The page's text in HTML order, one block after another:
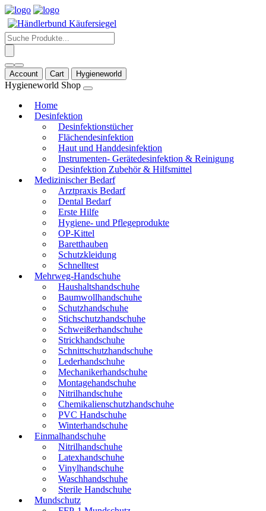
Products
search
Account Cart Hygieneworld
Hygieneworld Shop
Home
Desinfektion
Desinfektionstücher
Flächendesinfektion
Haut und Handdesinfektion
Instrumenten- Gerätedesinfektion & Reinigung
Desinfektion Zubehör & Hilfsmittel
Medizinischer Bedarf
Arztpraxis Bedarf
Dental Bedarf
Erste Hilfe
Hygiene- und Pflegeprodukte
OP-Kittel
Baretthauben
Schutzkleidung
Schnelltest
Mehrweg-Handschuhe
Haushaltshandschuhe
Baumwollhandschuhe
Schutzhandschuhe
Stichschutzhandschuhe
Schweißerhandschuhe
Strickhandschuhe
Schnittschutzhandschuhe
Lederhandschuhe
Mechanikerhandschuhe
Montagehandschuhe
Nitrilhandschuhe
Chemikalienschutzhandschuhe
PVC Handschuhe
Winterhandschuhe
Einmalhandschuhe
Nitrilhandschuhe
Latexhandschuhe
Vinylhandschuhe
Waschhandschuhe
Sterile Handschuhe
Mundschutz